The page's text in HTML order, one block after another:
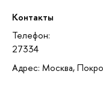
Контакты
Телефон:
27334
Адрес: Москва,